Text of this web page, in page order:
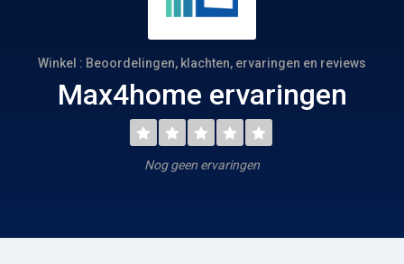
Winkel : Beoordelingen, klachten, ervaringen en reviews
Max4home ervaringen
Nog geen ervaringen